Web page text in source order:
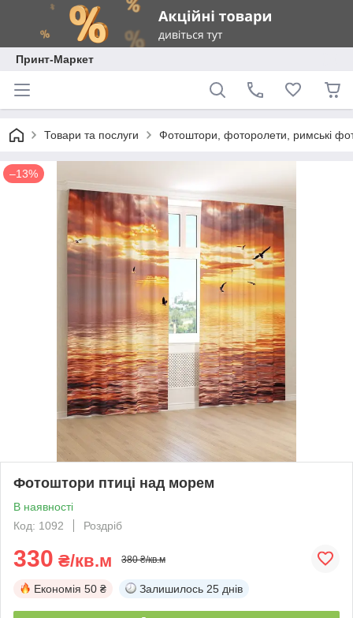
Принт-Маркет
Товари та послуги Фотоштори, фоторолети, римські
–13%
Фотоштори птиці над морем
В наявності
Код: 1092
Роздріб
330 ₴/кв.м 380 ₴/кв.м
Економія 50 ₴ Залишилось 25 днів